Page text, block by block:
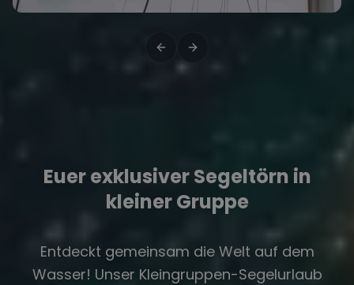
Euer exklusiver Segeltörn in
kleiner Gruppe
Entdeckt gemeinsam die Welt auf dem
Wasser! Unser Kleingruppen-Segelurlaub